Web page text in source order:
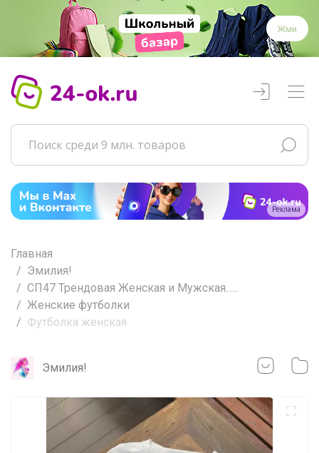
Жми
Реклама
Главная
Эмилия!
СП47 Трендовая Женская и Мужская......
Женские футболки
Футболка женская
Эмилия!